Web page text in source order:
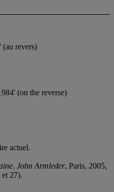
(au revers)
(on the reverse)
actuel.
John Armleder, Paris, 2005,
27).